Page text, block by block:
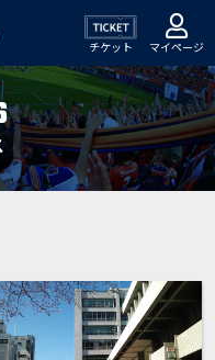
チケット マイページ